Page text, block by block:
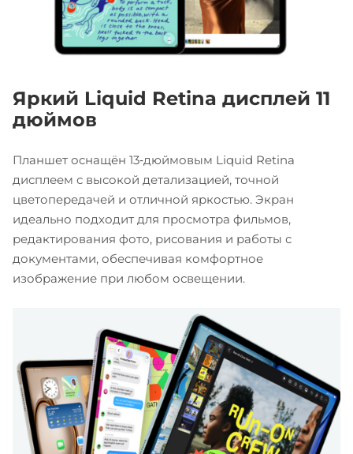
Яркий Liquid Retina дисплей 11
дюймов
Планшет оснащён 13‑дюймовым Liquid Retina
дисплеем с высокой детализацией, точной
цветопередачей и отличной яркостью. Экран
идеально подходит для просмотра фильмов,
редактирования фото, рисования и работы с
документами, обеспечивая комфортное
изображение при любом освещении.